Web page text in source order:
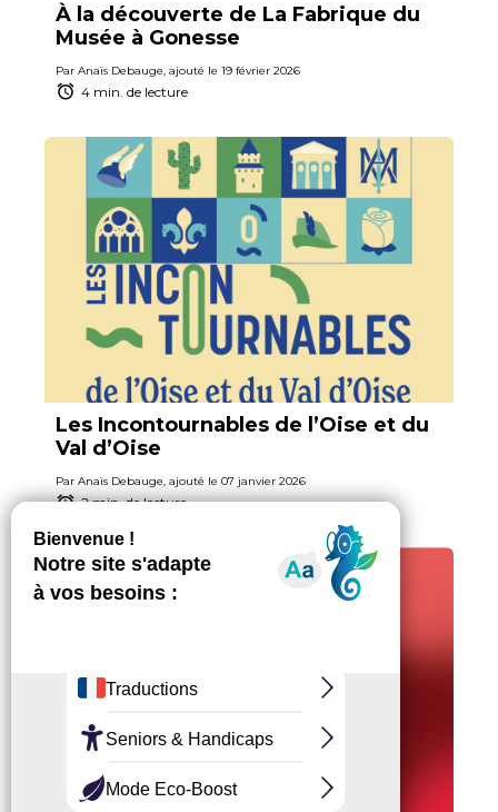
À la découverte de La Fabrique du
Musée à Gonesse
Par Anaïs Debauge, ajouté le 19 février 2026
4 min. de lecture
Les Incontournables de l’Oise et du
Val d’Oise
Par Anaïs Debauge, ajouté le 07 janvier 2026
2 min. de lecture